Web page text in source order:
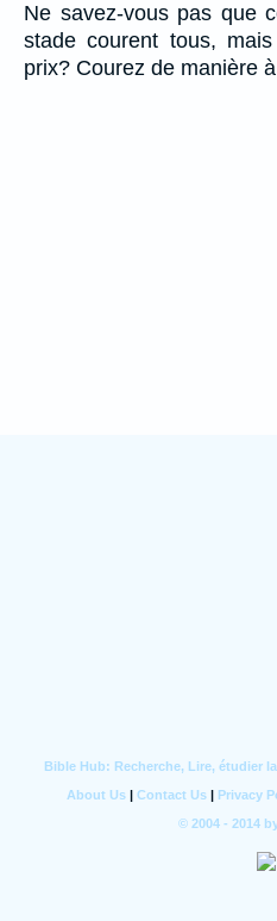
Ne savez-vous pas que
stade courent tous,
prix? Courez de manière